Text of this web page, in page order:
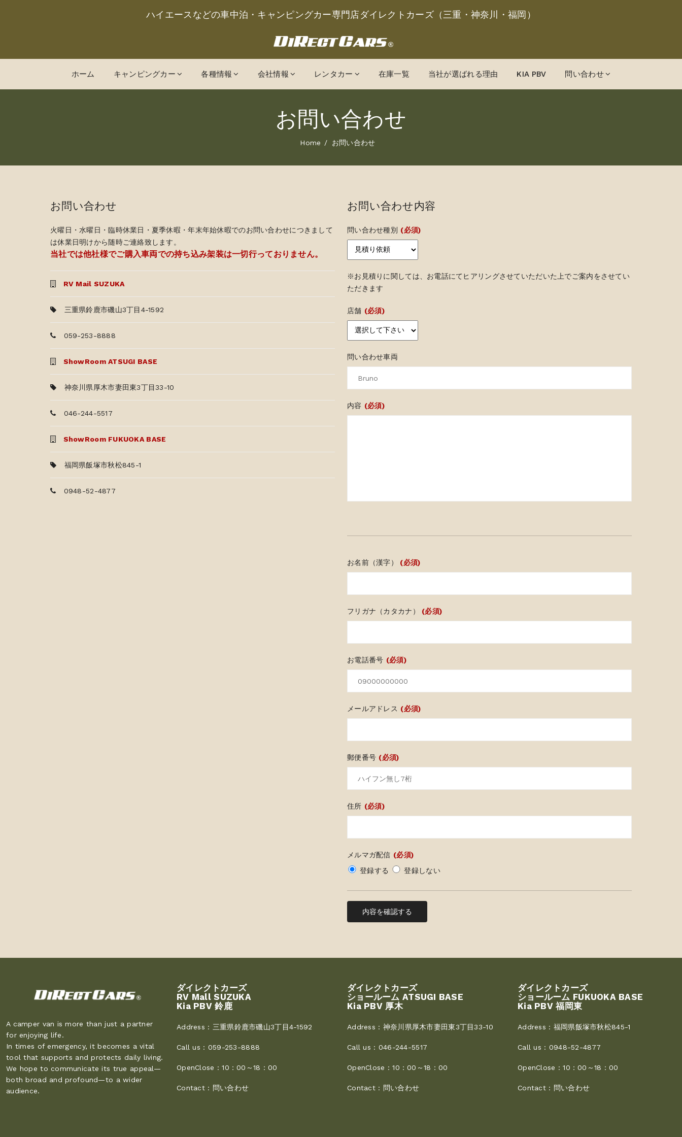
ハイエースなどの車中泊・キャンピングカー専門店ダイレクトカーズ（三重・神奈川・福岡）
ホーム キャンピングカー 各種情報 会社情報 レンタカー 在庫一覧 当社が選ばれる理由 KIA PBV 問い合わせ
お問い合わせ
Home お問い合わせ
お問い合わせ
火曜日・水曜日・臨時休業日・夏季休暇・年末年始休暇でのお問い合わせにつきまして
は休業日明けから随時ご連絡致します。
当社では他社様でご購入車両での持ち込み架装は一切行っておりません。
RV Mail SUZUKA
三重県鈴鹿市磯山3丁目4-1592
059-253-8888
ShowRoom ATSUGI BASE
神奈川県厚木市妻田東3丁目33-10
046-244-5517
ShowRoom FUKUOKA BASE
福岡県飯塚市秋松845-1
0948-52-4877
お問い合わせ内容
問い合わせ種別 (必須)
※お見積りに関しては、お電話にてヒアリングさせていただいた上でご案内をさせてい
ただきます
店舗 (必須)
問い合わせ車両
内容 (必須)
お名前（漢字） (必須)
フリガナ（カタカナ） (必須)
お電話番号 (必須)
メールアドレス (必須)
郵便番号 (必須)
住所 (必須)
メルマガ配信 (必須)
登録する
登録しない
内容を確認する
A camper van is more than just a partner
for enjoying life.
In times of emergency, it becomes a vital
tool that supports and protects daily living.
We hope to communicate its true appeal—
both broad and profound—to a wider
audience.
ダイレクトカーズ
RV Mall SUZUKA
Kia PBV 鈴鹿
Address : 三重県鈴鹿市磯山3丁目4-1592
Call us : 059-253-8888
OpenClose :10：00～18：00
Contact : 問い合わせ
ダイレクトカーズ
ショールーム ATSUGI BASE
Kia PBV 厚木
Address : 神奈川県厚木市妻田東3丁目33-10
Call us : 046-244-5517
OpenClose :10：00～18：00
Contact : 問い合わせ
ダイレクトカーズ
ショールーム FUKUOKA BASE
Kia PBV 福岡東
Address : 福岡県飯塚市秋松845-1
Call us : 0948-52-4877
OpenClose :10：00～18：00
Contact : 問い合わせ